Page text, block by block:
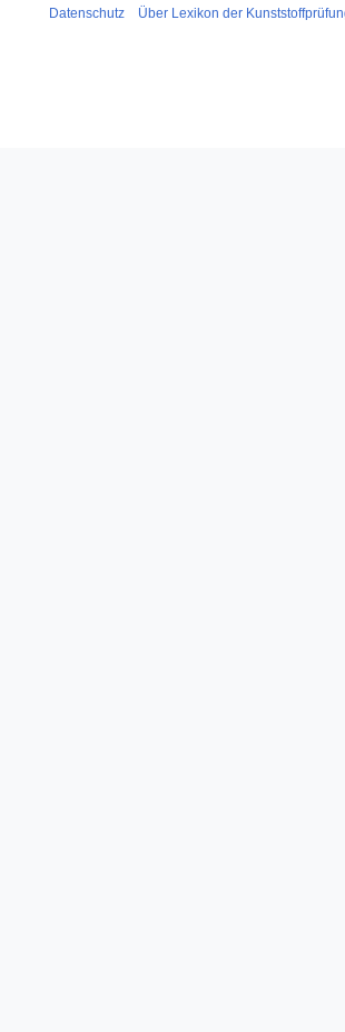
Datenschutz Über Lexikon der